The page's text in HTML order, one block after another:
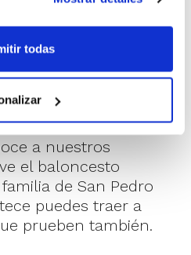
todas
y
las categorías de
masculinos y
a nuestros
el baloncesto
de San Pedro
puedes traer a
prueben también.